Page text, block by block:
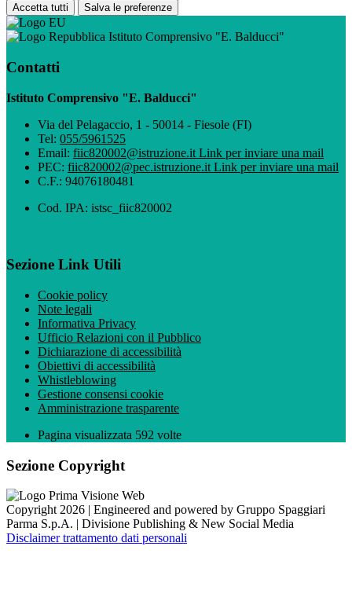
Accetta tutti Salva le preferenze
Istituto Comprensivo "E. Balducci"
Contatti
Istituto Comprensivo "E. Balducci"
Via del Pelagaccio, 1 - 50014 - Fiesole (FI)
Tel: 055/5961525
Email: fiic820002@istruzione.it Link per inviare una mail
PEC: fiic820002@pec.istruzione.it Link per inviare una mail
C.F.: 94076180481
Cod. IPA: istsc_fiic820002
Sezione Link Utili
Cookie policy
Note legali
Informativa Privacy
Ufficio Relazioni con il Pubblico
Dichiarazione di accessibilità
Obiettivi di accessibilità
Whistleblowing
Gestione consensi cookie
Amministrazione trasparente
Pagina visualizzata 592 volte
Sezione Copyright
Copyright 2026 | Engineered and powered by Gruppo Spaggiari
Parma S.p.A. | Divisione Publishing & New Social Media
Disclaimer trattamento dati personali